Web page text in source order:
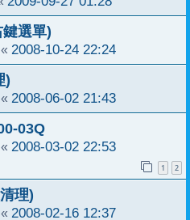
選單)
« 2008-10-24 22:24
)
« 2008-06-02 21:43
03Q
« 2008-03-02 22:53
1 2
理)
« 2008-02-16 12:37